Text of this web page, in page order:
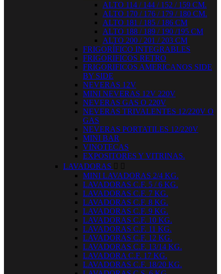
ALTO 114 / 144 / 152 / 159 CM.
ALTO 170 / 176 / 179 / 180 CM.
ALTO 181 / 185 / 186 CM
ALTO 188 / 189 / 190 /195 CM
ALTO 200 / 201 / 203 CM
FRIGORÍFICO INTEGRABLES
FRIGORIFICOS RETRO
FRIGORIFICOS AMERICANOS SIDE
BY SIDE
NEVERAS 12V
MINI NEVERAS 12V 220V
NEVERAS GAS O 220V
NEVERAS TRIVALENTES 12/220V O
GAS
NEVERAS PORTATILES 12/220V
MINI BAR
VINOTECAS
EXPOSITORES Y VITRINAS.
LAVADORAS  
MINI LAVADORAS 2/4 KG.
LAVADORAS C.F. 5 / 6 KG.
LAVADORAS C.F. 7 KG.
LAVADORAS C.F. 8 KG.
LAVADORAS C.F. 9 KG.
LAVADORAS C.F. 10 KG.
LAVADORAS C.F. 11 KG.
LAVADORAS C.F. 12 KG.
LAVADORAS C.F. 13/14 KG.
LAVADORA C.F. 17 KG.
LAVADORAS C.F. 18/20 KG.